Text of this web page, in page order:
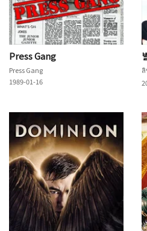
Press Gang
Press Gang
1989-01-16